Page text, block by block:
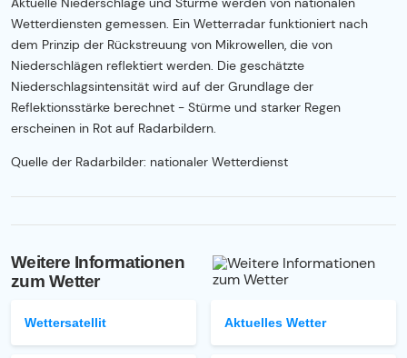
Wetterdiensten gemessen. Ein Wetterradar funktioniert nach
dem Prinzip der Rückstreuung von Mikrowellen, die von
Niederschlägen reflektiert werden. Die geschätzte
Niederschlagsintensität wird auf der Grundlage der
Reflektionsstärke berechnet - Stürme und starker Regen
erscheinen in Rot auf Radarbildern.
Quelle der Radarbilder: nationaler Wetterdienst
Weitere Informationen
zum Wetter
Wettersatellit Aktuelles Wetter